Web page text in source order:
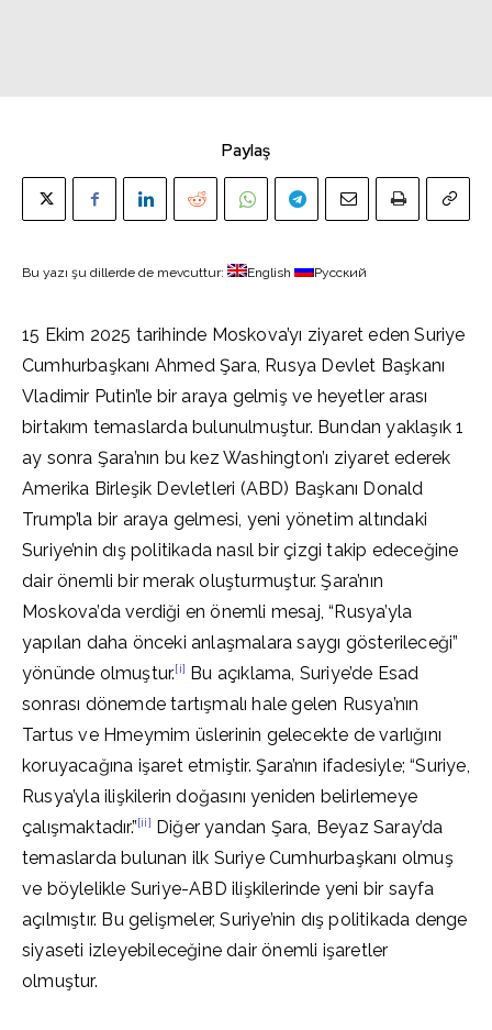
Paylaş
Bu yazı şu dillerde de mevcuttur: English Русский
15 Ekim 2025 tarihinde Moskova’yı ziyaret eden Suriye
Cumhurbaşkanı Ahmed Şara, Rusya Devlet Başkanı
Vladimir Putin’le bir araya gelmiş ve heyetler arası
birtakım temaslarda bulunulmuştur. Bundan yaklaşık 1
ay sonra Şara’nın bu kez Washington’ı ziyaret ederek
Amerika Birleşik Devletleri (ABD) Başkanı Donald
Trump’la bir araya gelmesi, yeni yönetim altındaki
Suriye’nin dış politikada nasıl bir çizgi takip edeceğine
dair önemli bir merak oluşturmuştur. Şara’nın
Moskova’da verdiği en önemli mesaj, “Rusya’yla
yapılan daha önceki anlaşmalara saygı gösterileceği”
yönünde olmuştur.[i] Bu açıklama, Suriye’de Esad
sonrası dönemde tartışmalı hale gelen Rusya’nın
Tartus ve Hmeymim üslerinin gelecekte de varlığını
koruyacağına işaret etmiştir. Şara’nın ifadesiyle; “Suriye,
Rusya’yla ilişkilerin doğasını yeniden belirlemeye
çalışmaktadır.”[ii] Diğer yandan Şara, Beyaz Saray’da
temaslarda bulunan ilk Suriye Cumhurbaşkanı olmuş
ve böylelikle Suriye-ABD ilişkilerinde yeni bir sayfa
açılmıştır. Bu gelişmeler, Suriye’nin dış politikada denge
siyaseti izleyebileceğine dair önemli işaretler
olmuştur.